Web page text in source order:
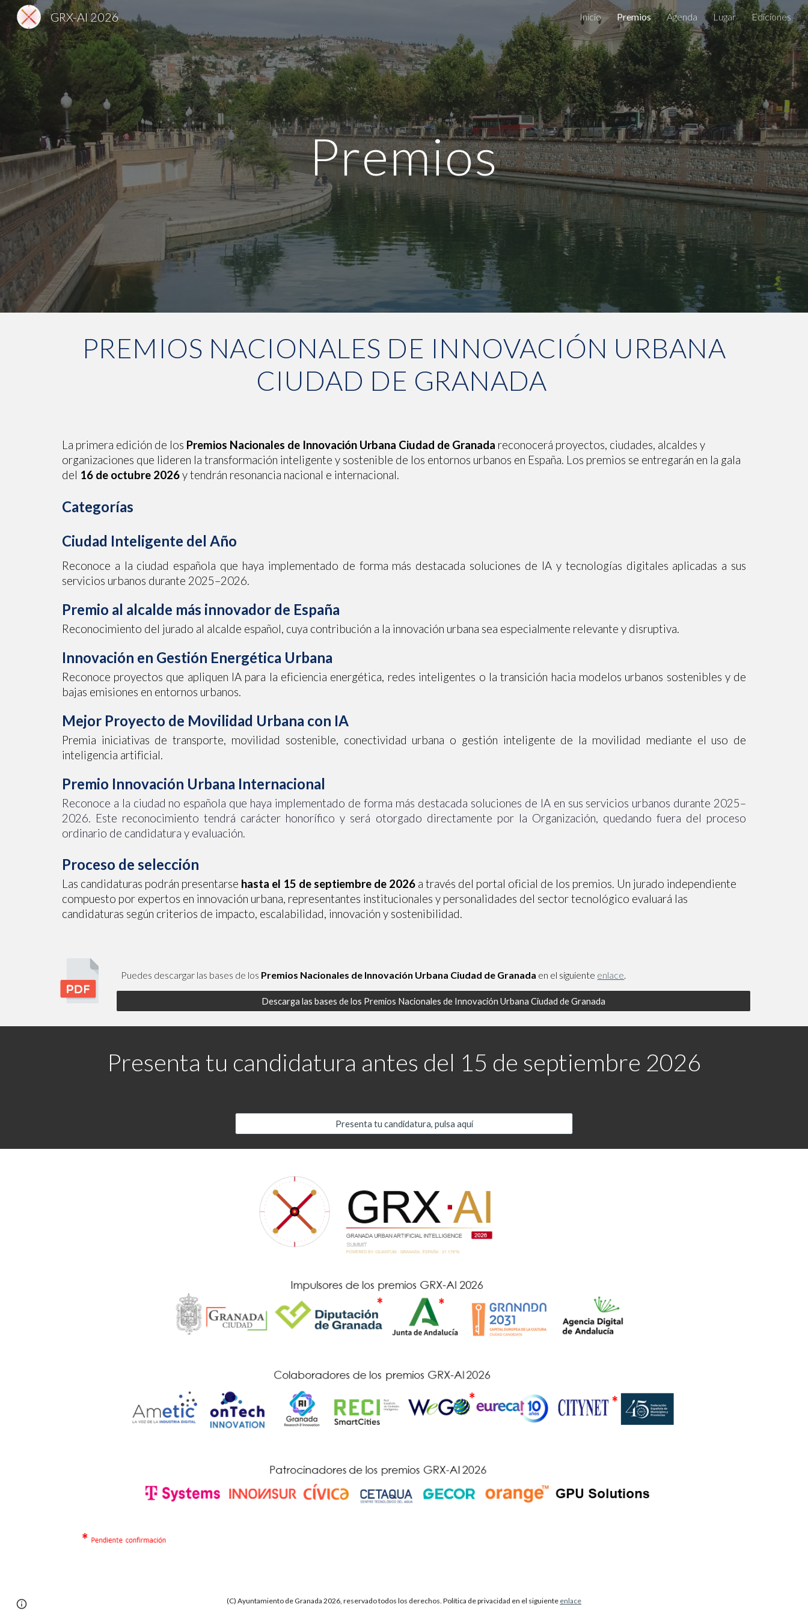
Skip to navigation
GRX-AI 2026 Inicio Premios Agenda Lugar Ediciones
Premios
PREMIOS NACIONALES DE INNOVACIÓN URBANA
CIUDAD DE GRANADA
La primera edición de los Premios Nacionales de Innovación Urbana Ciudad de Granada reconocerá proyectos, ciudades, alcaldes y
organizaciones que lideren la transformación inteligente y sostenible de los entornos urbanos en España. Los premios se entregarán en la gala
del 16 de octubre 2026y tendrán resonancia nacional e internacional.
Categorías
Ciudad Inteligente del Año
Reconoce a la ciudad española que haya implementado de forma más destacada soluciones de IA y tecnologías digitales aplicadas a sus
servicios urbanos durante 2025–2026.
Premio al alcalde más innovador de España
Reconocimiento del jurado al alcalde español, cuya contribución a la innovación urbana sea especialmente relevante y disruptiva.
Innovación en Gestión Energética Urbana
Reconoce proyectos que apliquen IA para la eficiencia energética, redes inteligentes o la transición hacia modelos urbanos sostenibles y de
bajas emisiones en entornos urbanos.
Mejor Proyecto de Movilidad Urbana con IA
Premia iniciativas de transporte, movilidad sostenible, conectividad urbana o gestión inteligente de la movilidad mediante el uso de
inteligencia artificial.
Premio Innovación Urbana Internacional
Reconoce a la ciudad no española que haya implementado de forma más destacada soluciones de IA en sus servicios urbanos durante 2025–
2026. Este reconocimiento tendrá carácter honorífico y será otorgado directamente por la Organización, quedando fuera del proceso
ordinario de candidatura y evaluación.
Proceso de selección
Las candidaturas podrán presentarse hasta el 15 de septiembre de 2026a través del portal oficial de los premios. Un jurado independiente
compuesto por expertos en innovación urbana, representantes institucionales y personalidades del sector tecnológico evaluará las
candidaturas según criterios de impacto, escalabilidad, innovación y sostenibilidad.
Puedes descargar las bases de los Premios Nacionales de Innovación Urbana Ciudad de Granada en el siguiente enlace.
Descarga las bases de los Premios Nacionales de Innovación Urbana Ciudad de Granada
Presenta tu candidatura antes del 15 de septiembre 2026
Presenta tu candidatura, pulsa aquí
(C) Ayuntamiento de Granada 2026, reservado todos los derechos. Política de privacidad en el siguiente enlace